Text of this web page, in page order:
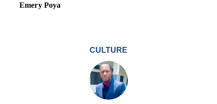
Emery Poya
CULTURE